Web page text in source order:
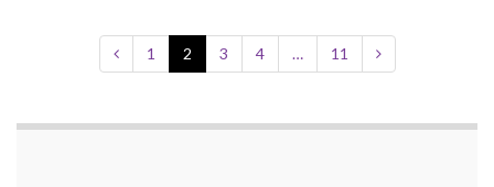
1 2 3 4 … 11